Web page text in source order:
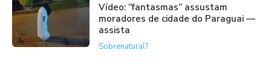
Vídeo: “fantasmas” assustam
moradores de cidade do Paraguai —
assista
Sobrenatural?